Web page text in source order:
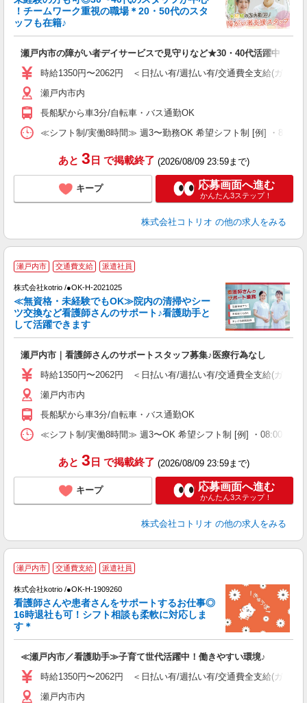
！チームワーク重視の職場＊20・50代のスタ
ッフも在籍♪
瀬戸内市の障がい者デイサービスで見守りなど★30・40代活躍中
時給1350円〜2062円 ＜日払い有/週払い有/交通費全支給(ガソリ
瀬戸内市内
長船駅から車3分/自転車・バス通勤OK
≪シフト制/実働8時間≫ 週3〜勤務OK 希望シフト制 [例] ・8:00
あと 3 日 で掲載終了 (2026/08/09 23:59まで)
キープ 応募画面へ進む
かんたん3ステップ！
株式会社コトリオ の他の求人をみる
瀬戸内市 交通費支給 派遣社員
株式会社kotrio /●OK-H-2021025
≪無資格・未経験でもOK≫院内の清掃やシー
ツ交換など看護師さんのサポート♪看護助手と
して活躍できます
瀬戸内市｜看護師さんのサポートスタッフ募集♪医療行為なし
時給1350円〜2062円 ＜日払い有/週払い有/交通費全支給(ガソリ
瀬戸内市内
長船駅から車3分/自転車・バス通勤OK
≪シフト制/実働8時間≫ 週3〜OK 希望シフト制 [例] ・08:00 〜
あと 3 日 で掲載終了 (2026/08/09 23:59まで)
キープ 応募画面へ進む
かんたん3ステップ！
株式会社コトリオ の他の求人をみる
瀬戸内市 交通費支給 派遣社員
株式会社kotrio /●OK-H-1909260
看護師さんや患者さんをサポートするお仕事◎
16時退社も可！シフト相談も柔軟に対応しま
す＊
≪瀬戸内市／看護助手≫子育て世代活躍中！働きやすい環境♪
時給1350円〜2062円 ＜日払い有/週払い有/交通費全支給(ガソリ
瀬戸内市内